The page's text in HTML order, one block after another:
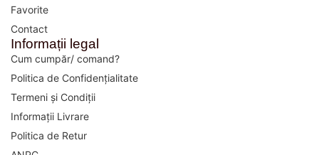
Favorite
Contact
Informații legal
Cum cumpăr/ comand?
Politica de Confidențialitate
Termeni și Condiții
Informații Livrare
Politica de Retur